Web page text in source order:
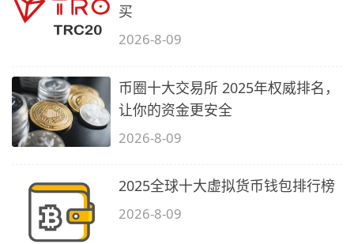
买
2026-8-09
币圈十大交易所 2025年权威排名，
让你的资金更安全
2026-8-09
2025全球十大虚拟货币钱包排行榜
2026-8-09